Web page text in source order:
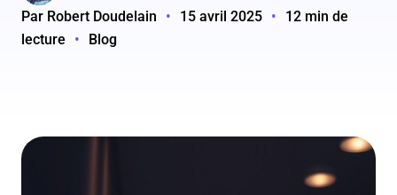
Par Robert Doudelain • 15 avril 2025 •
12 min de
lecture
• Blog